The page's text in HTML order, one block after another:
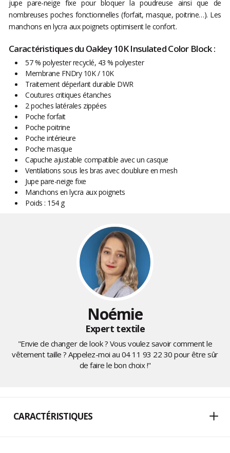
jupe pare-neige fixe pour bloquer la poudreuse ainsi que de
nombreuses poches fonctionnelles (forfait, masque, poitrine…). Les
manchons en lycra aux poignets optimisent le confort.
Caractéristiques du Oakley 10K Insulated Color Block :
57 % polyester recyclé, 43 % polyester
Membrane FNDry 10K / 10K
Traitement déperlant durable DWR
Coutures critiques étanches
2 poches latérales zippées
Poche forfait
Poche poitrine
Poche intérieure
Poche masque
Capuche ajustable compatible avec un casque
Ventilations sous les bras avec doublure en mesh
Jupe pare-neige fixe
Manchons en lycra aux poignets
Poids : 154 g
Noémie
Expert textile
"Envie de changer de look ? Vous voulez savoir comment le
vêtement taille ? Appelez-moi au 04 11 93 22 30 pour être sûr
de faire le bon choix !"
CARACTÉRISTIQUES